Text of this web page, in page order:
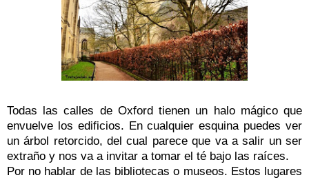
Todas las calles de Oxford tienen un halo mágico que
envuelve los edificios. En cualquier esquina puedes ver
un árbol retorcido, del cual parece que va a salir un ser
extraño y nos va a invitar a tomar el té bajo las raíces.
Por no hablar de las bibliotecas o museos. Estos lugares